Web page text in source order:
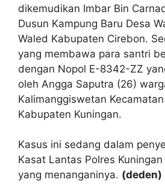
dikemudikan Imbar Bin
Dusun Kampung Baru Desa
Waled Kabupaten Cirebon.
yang membawa para santri
dengan Nopol E-8342-ZZ
oleh Angga Saputra (26)
Kalimanggiswetan
Kabupaten Kuningan.
Kasus ini sedang dalam
Kasat Lantas Polres Kuningan
yang menanganinya. (deden)